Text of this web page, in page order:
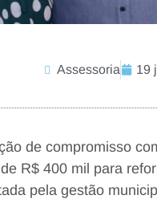
Assessoria 19
de compromisso
R$ 400 mil para
pela gestão